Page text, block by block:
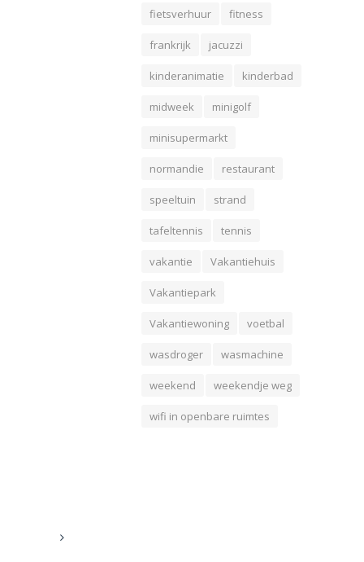
fietsverhuur fitness
frankrijk jacuzzi
kinderanimatie kinderbad
midweek minigolf
minisupermarkt
normandie restaurant
speeltuin strand
tafeltennis tennis
vakantie Vakantiehuis
Vakantiepark
Vakantiewoning voetbal
wasdroger wasmachine
weekend weekendje weg
wifi in openbare ruimtes